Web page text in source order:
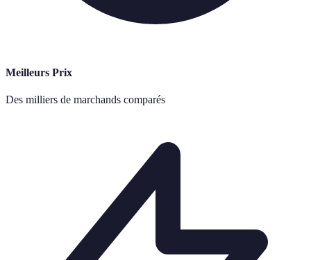
Meilleurs Prix
Des milliers de marchands comparés